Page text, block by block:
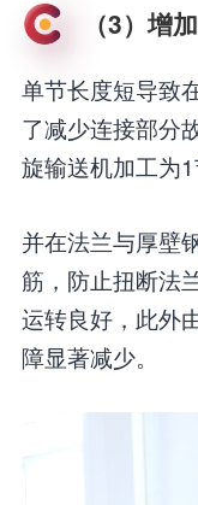
（3）增
单节长度短导致
了减少连接部分
旋输送机加工为
并在法兰与厚壁
筋，防止扭断法
运转良好，此外
障显著减少。